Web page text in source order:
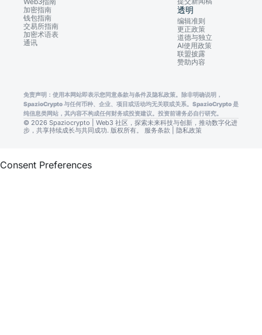
加密指南
钱包指南
交易所指南
加密术语表
通讯
透明
编辑准则
更正政策
道德与独立
AI使用政策
联盟披露
赞助内容
免责声明：使用本网站即表示您同意条款与条件及隐私政策。除非明确说明，
SpazioCrypto 与任何币种、企业、项目或活动均无关联或关系。SpazioCrypto 是
纯信息类网站，其内容不构成任何财务或投资建议。投资前请务必自行研究。
© 2026 Spaziocrypto | Web3 社区，探索未来科技与创新，推动数字化进
步，共享持续成长与共同成功. 版权所有。 服务条款 隐私政策
Consent Preferences